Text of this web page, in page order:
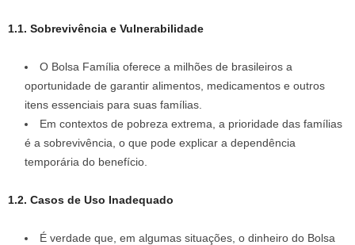
1.1. Sobrevivência e Vulnerabilidade
O Bolsa Família oferece a milhões de brasileiros a
oportunidade de garantir alimentos, medicamentos e outros
itens essenciais para suas famílias.
Em contextos de pobreza extrema, a prioridade das famílias
é a sobrevivência, o que pode explicar a dependência
temporária do benefício.
1.2. Casos de Uso Inadequado
É verdade que, em algumas situações, o dinheiro do Bolsa